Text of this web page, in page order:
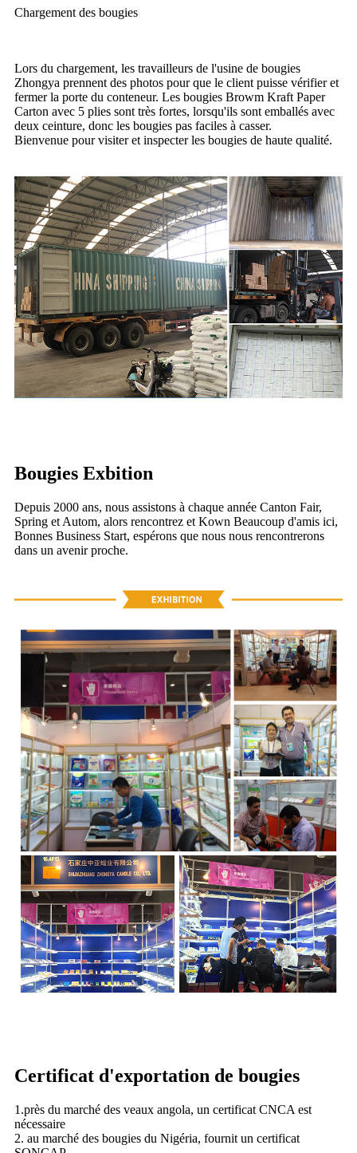
Chargement des bougies
Lors du chargement, les travailleurs de l'usine de bougies
Zhongya prennent des photos pour que le client puisse vérifier et
fermer la porte du conteneur. Les bougies Browm Kraft Paper
Carton avec 5 plies sont très fortes, lorsqu'ils sont emballés avec
deux ceinture, donc les bougies pas faciles à casser.
Bienvenue pour visiter et inspecter les bougies de haute qualité.
Bougies Exbition
Depuis 2000 ans, nous assistons à chaque année Canton Fair,
Spring et Autom, alors rencontrez et Kown Beaucoup d'amis ici,
Bonnes Business Start, espérons que nous nous rencontrerons
dans un avenir proche.
Certificat d'exportation de bougies
1.près du marché des veaux angola, un certificat CNCA est
nécessaire
2. au marché des bougies du Nigéria, fournit un certificat